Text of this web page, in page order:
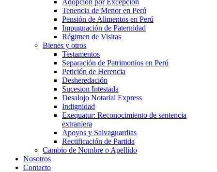
Adopción por Excepción
Tenencia de Menor en Perú
Pensión de Alimentos en Perú
Impugnación de Paternidad
Régimen de Visitas
Bienes y otros
Testamentos
Separación de Patrimonios en Perú
Petición de Herencia
Desheredación
Sucesion Intestada
Desalojo Notarial Express
Indignidad
Exequatur: Reconocimiento de sentencia
extranjera
Apoyos y Salvaguardias
Rectificación de Partida
Cambio de Nombre o Apellido
Nosotros
Contacto